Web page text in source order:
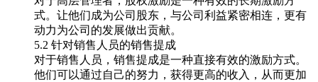
式。让他们成为公司股东，与公司利益紧密相连，更有
动力为公司的发展做出贡献。
5.2 针对销售人员的销售提成
对于销售人员，销售提成是一种直接有效的激励方式。
他们可以通过自己的努力，获得更高的收入，从而更加